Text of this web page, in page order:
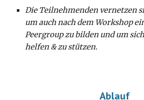
Die Teilnehmenden vernetzen
um auch nach dem Workshop
Peergroup zu bilden und um
helfen & zu stützen.
Ablauf